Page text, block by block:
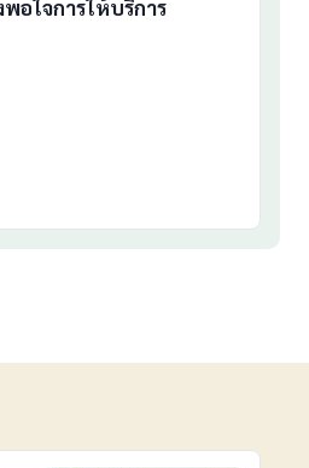
อใจการให้บริการ